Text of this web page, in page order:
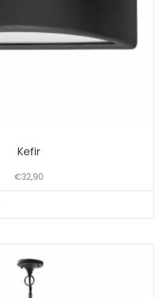
Kefir
€32,90